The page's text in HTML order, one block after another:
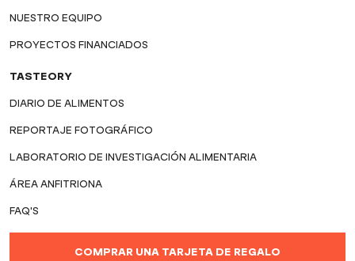
NUESTRO EQUIPO
PROYECTOS FINANCIADOS
TASTEORY
DIARIO DE ALIMENTOS
REPORTAJE FOTOGRÁFICO
LABORATORIO DE INVESTIGACIÓN ALIMENTARIA
ÁREA ANFITRIONA
FAQ'S
COMPRAR UNA TARJETA DE REGALO